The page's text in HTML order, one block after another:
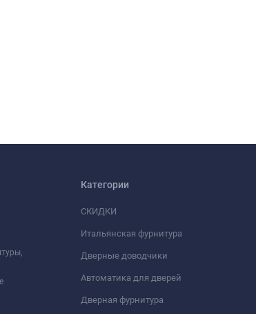
Категории
СКИДКИ
Итальянская фурнитура
Дверные доводчики
Автоматика для дверей
Дверная фурнитура